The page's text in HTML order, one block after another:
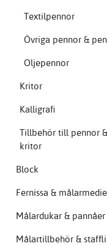
Textilpennor
Övriga pennor &
Oljepennor
Kritor
Kalligrafi
Tillbehör till pennor &
kritor
Block
Fernissa &
Målardukar & pannåer
Målartillbehör &